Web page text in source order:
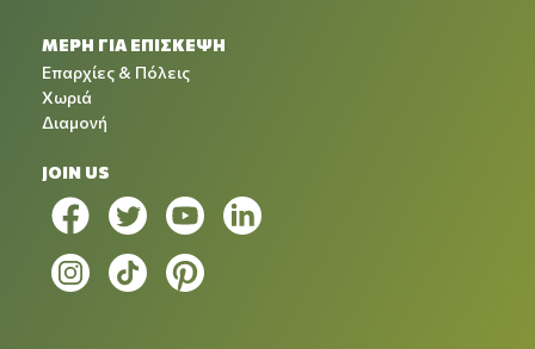
ΜΕΡΗ ΓΙΑ ΕΠΙΣΚΕΨΗ
Επαρχίες & Πόλεις
Χωριά
Διαμονή
JOIN US